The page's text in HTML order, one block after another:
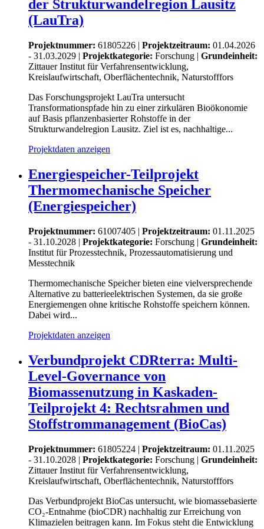
der Strukturwandelregion Lausitz
(LauTra)
Projektnummer: 61805226 | Projektzeitraum: 01.04.2026
- 31.03.2029 | Projektkategorie: Forschung | Grundeinheit:
Zittauer Institut für Verfahrensentwicklung,
Kreislaufwirtschaft, Oberflächentechnik, Naturstofffors
Das Forschungsprojekt LauTra untersucht
Transformationspfade hin zu einer zirkulären Bioökonomie
auf Basis pflanzenbasierter Rohstoffe in der
Strukturwandelregion Lausitz. Ziel ist es, nachhaltige...
Projektdaten anzeigen
Energiespeicher-Teilprojekt
Thermomechanische Speicher
(Energiespeicher)
Projektnummer: 61007405 | Projektzeitraum: 01.11.2025
- 31.10.2028 | Projektkategorie: Forschung | Grundeinheit:
Institut für Prozesstechnik, Prozessautomatisierung und
Messtechnik
Thermomechanische Speicher bieten eine vielversprechende
Alternative zu batterieelektrischen Systemen, da sie große
Energiemengen ohne kritische Rohstoffe speichern können.
Dabei wird...
Projektdaten anzeigen
Verbundprojekt CDRterra: Multi-
Level-Governance von
Biomassenutzung in Kaskaden-
Teilprojekt 4: Rechtsrahmen und
Stoffstrommanagement (BioCas)
Projektnummer: 61805224 | Projektzeitraum: 01.11.2025
- 31.10.2028 | Projektkategorie: Forschung | Grundeinheit:
Zittauer Institut für Verfahrensentwicklung,
Kreislaufwirtschaft, Oberflächentechnik, Naturstofffors
Das Verbundprojekt BioCas untersucht, wie biomassebasierte
CO₂-Entnahme (bioCDR) nachhaltig zur Erreichung von
Klimazielen beitragen kann. Im Fokus steht die Entwicklung